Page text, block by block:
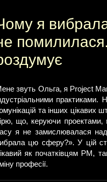
я
звуть Ольга, я Project
та інших цікавих
що, керуючи
я не замислювалася
цю сферу?». У цій
як початківцям PM,
професії.